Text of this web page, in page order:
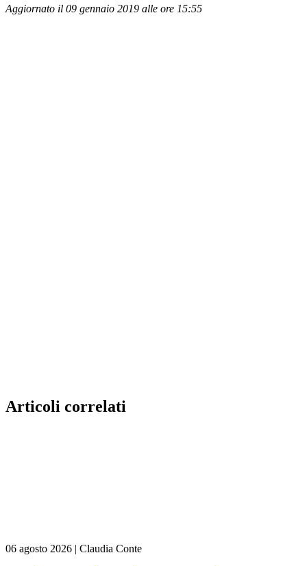
Aggiornato il 09 gennaio 2019 alle ore 15:55
Articoli correlati
06 agosto 2026 | Claudia Conte